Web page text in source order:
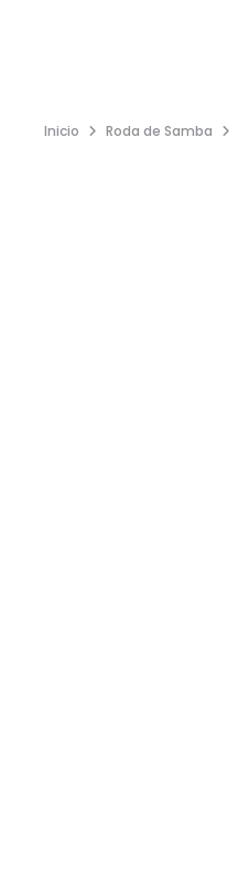
Inicio Roda de Samba